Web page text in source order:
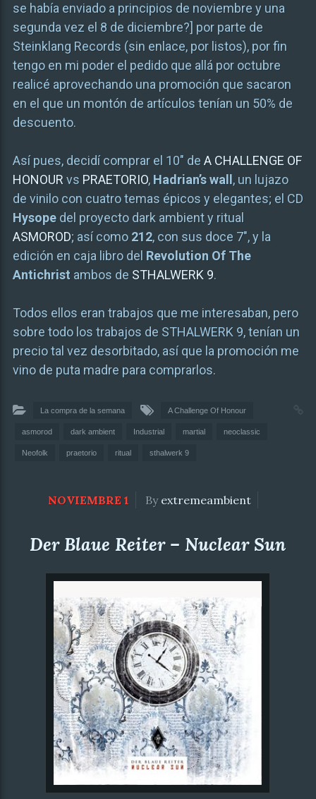
se había enviado a principios de noviembre y una
segunda vez el 8 de diciembre?] por parte de
Steinklang Records (sin enlace, por listos), por fin
tengo en mi poder el pedido que allá por octubre
realicé aprovechando una promoción que sacaron
en el que un montón de artículos tenían un 50% de
descuento.
Así pues, decidí comprar el 10″ de A CHALLENGE OF
HONOUR vs PRAETORIO, Hadrian’s wall , un lujazo
de vinilo con cuatro temas épicos y elegantes; el CD
Hysopedel proyecto dark ambient y ritual
ASMOROD; así como 212, con sus doce 7″, y la
edición en caja libro del Revolution Of The
Antichristambos de STHALWERK 9.
Todos ellos eran trabajos que me interesaban, pero
sobre todo los trabajos de STHALWERK 9, tenían un
precio tal vez desorbitado, así que la promoción me
vino de puta madre para comprarlos.
La compra de la semana A Challenge Of Honour
asmorod dark ambient Industrial martial neoclassic
Neofolk praetorio ritual sthalwerk 9
NOVIEMBRE 1 By extremeambient
Der Blaue Reiter – Nuclear Sun